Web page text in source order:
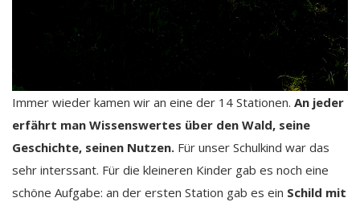
Immer wieder kamen wir an eine der 14 Stationen. An jeder
erfährt man Wissenswertes über den Wald, seine
Geschichte, seinen Nutzen. Für unser Schulkind war das
sehr interssant. Für die kleineren Kinder gab es noch eine
schöne Aufgabe: an der ersten Station gab es ein Schild mit